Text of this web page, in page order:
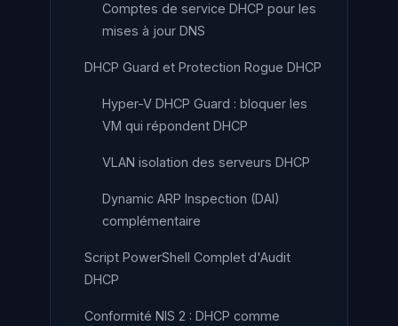
Comptes de service DHCP pour les
mises à jour DNS
DHCP Guard et Protection Rogue DHCP
Hyper-V DHCP Guard : bloquer les
VM qui répondent DHCP
VLAN isolation des serveurs DHCP
Dynamic ARP Inspection (DAI)
complémentaire
Script PowerShell Complet d'Audit
DHCP
Conformité NIS 2 : DHCP comme